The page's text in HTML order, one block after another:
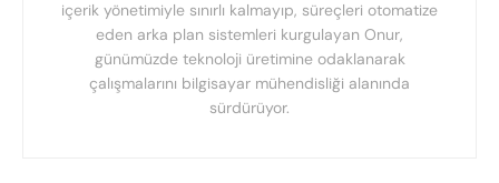
içerik yönetimiyle sınırlı kalmayıp, süreçleri otomatize
eden arka plan sistemleri kurgulayan Onur,
günümüzde teknoloji üretimine odaklanarak
çalışmalarını bilgisayar mühendisliği alanında
sürdürüyor.